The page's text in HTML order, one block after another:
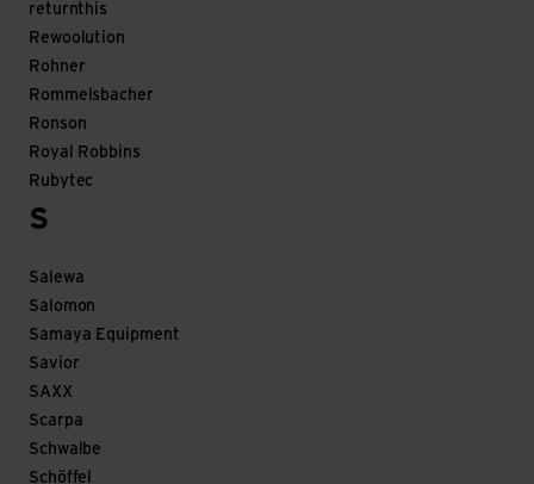
returnthis
Rewoolution
Rohner
Rommelsbacher
Ronson
Royal Robbins
Rubytec
S
Salewa
Salomon
Samaya Equipment
Savior
SAXX
Scarpa
Schwalbe
Schöffel